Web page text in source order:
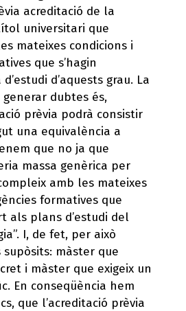
acreditació de la
universitari que
mateixes condicions i
que s’hagin
d’aquests grau. La
dubtes és,
prèvia podrà consistir
una equivalència a
que no ja que
massa genèrica per
amb les mateixes
formatives que
als plans d’estudi del
I, de fet, per això
màster que
i màster que exigeix un
En conseqüència hem
que l’acreditació prèvia